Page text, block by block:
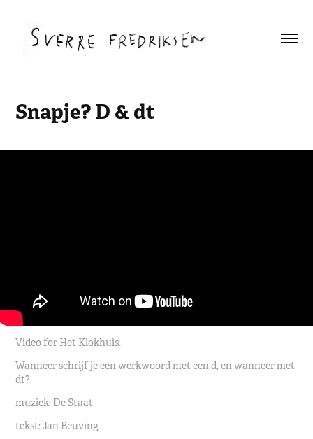
Snapje? D & dt
Video for Het Klokhuis.
Wanneer schrijf je een werkwoord met een d, en wanneer met
dt?
muziek: De Staat
tekst: Jan Beuving